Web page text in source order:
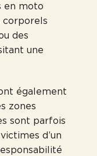
en moto
corporels
des
une
également
zones
sont parfois
d’un